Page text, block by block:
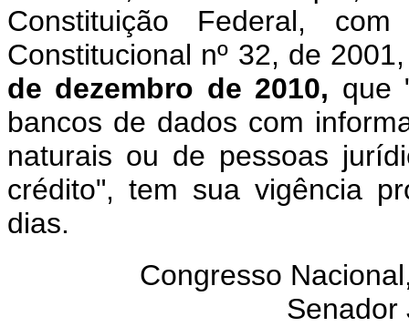
Constituição Federal,
Constitucional nº 32, de
de dezembro de 2010, que
bancos de dados com
naturais ou de pessoas
crédito", tem sua vigência
dias.
Congresso
Senador